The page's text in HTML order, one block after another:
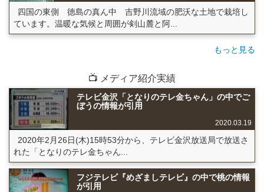
四国の東側 徳島の真ん中 吉野川流域の肥沃な土地で栽培し
ています。温暖な気候と周囲が剣山麓と阿...
もっと見る
📺 メディア紹介実績
テレビ金沢「となりのテレ金ちゃん」の中でご
ぼうの情報が引用
2020.03.19
2020年2月26日(木)15時53分から、テレビ金沢放送局で放送さ
れた「となりのテレ金ちゃん...
フジテレビ『めざましテレビ』の中で桃の情報
が引用